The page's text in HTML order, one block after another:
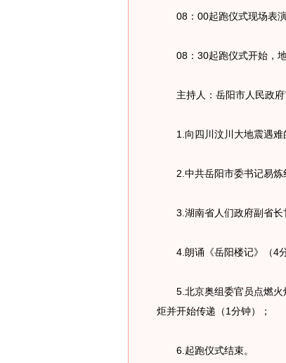
08：00起跑仪式现场表演
08：30起跑仪式开始，地
主持人：岳阳市人民政府
1.向四川汶川大地震遇难
2.中共岳阳市委书记易炼
3.湖南省人们政府副省长
4.朗诵《岳阳楼记》（4分
5.北京奥组委官员点燃火
炬并开始传递（1分钟）；
6.起跑仪式结束。